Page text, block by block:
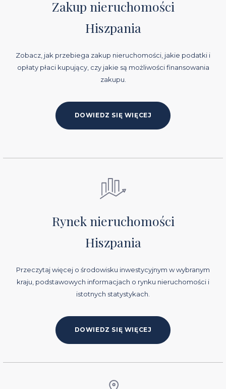
Zakup nieruchomości
Hiszpania
Zobacz, jak przebiega zakup nieruchomości, jakie podatki i
opłaty płaci kupujący, czy jakie są możliwości finansowania
zakupu.
DOWIEDZ SIĘ WIĘCEJ
Rynek nieruchomości
Hiszpania
Przeczytaj więcej o środowisku inwestycyjnym w wybranym
kraju, podstawowych informacjach o rynku nieruchomości i
istotnych statystykach.
DOWIEDZ SIĘ WIĘCEJ